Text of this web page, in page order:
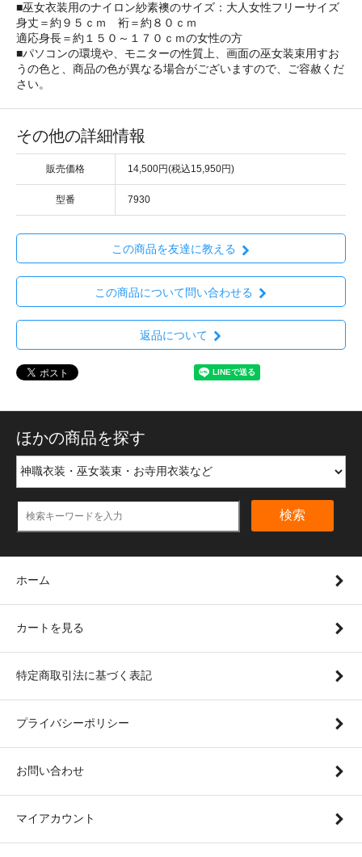
■巫女衣装用のナイロン紗素襖のサイズ：大人女性フリーサイズ
身丈＝約９５ｃｍ 裄＝約８０ｃｍ
適応身長＝約１５０～１７０ｃｍの女性の方
■パソコンの環境や、モニターの性質上、画面の巫女装束用すお
うの色と、商品の色が異なる場合がございますので、ご容赦くだ
さい。
その他の詳細情報
販売価格 14,500円(税込15,950円)
型番 7930
この商品を友達に教える
この商品について問い合わせる
返品について
ほかの商品を探す
検索
ホーム
カートを見る
特定商取引法に基づく表記
プライバシーポリシー
お問い合わせ
マイアカウント